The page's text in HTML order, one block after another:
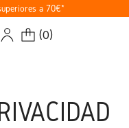
a 70€*
(0)